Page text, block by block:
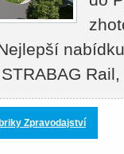
Zpravodajství